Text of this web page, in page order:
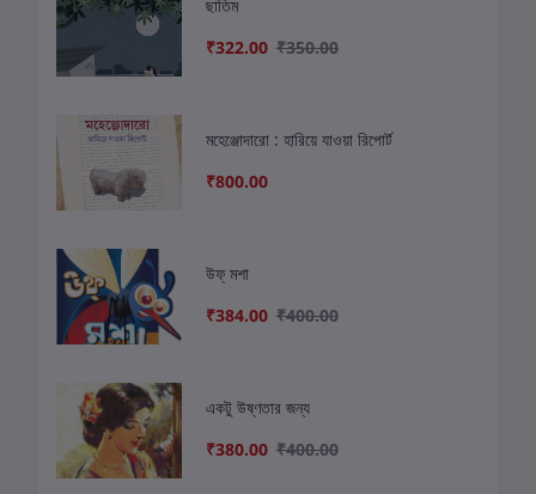
ছাতিম
₹322.00 ₹350.00
মহেঞ্জোদারো : হারিয়ে যাওয়া রিপোর্ট
₹800.00
উফ্ মশা
₹384.00 ₹400.00
একটু উষ্ণতার জন্য
₹380.00 ₹400.00